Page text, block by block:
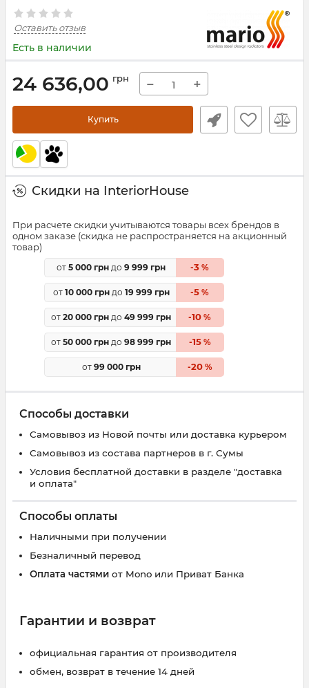
Оставить отзыв
Есть в наличии
24 636,00 грн − +
Купить
Скидки на InteriorHouse
При расчете скидки учитываются товары всех брендов в
одном заказе (скидка не распространяется на акционный
товар)
от 5 000 грн до 9 999 грн -3 %
от 10 000 грндо 19 999 грн -5 %
от 20 000 грн до 49 999 грн -10 %
от 50 000 грн до 98 999 грн -15%
от 99 000 грн -20%
Способы доставки
Самовывоз из Новой почты или доставка курьером
Самовывоз из состава партнеров в г. Сумы
Условия бесплатной доставки в разделе "доставка
и оплата"
Способы оплаты
Наличными при получении
Безналичный перевод
Оплата частями от Mono или Приват Банка
Гарантии и возврат
официальная гарантия от производителя
обмен, возврат в течение 14 дней